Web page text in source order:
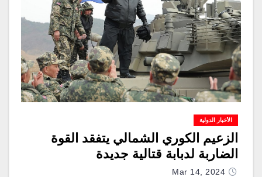
الأخبار الدولية
الزعيم الكوري الشمالي يتفقد القوة
الضاربة لدبابة قتالية جديدة
Mar 14, 2024